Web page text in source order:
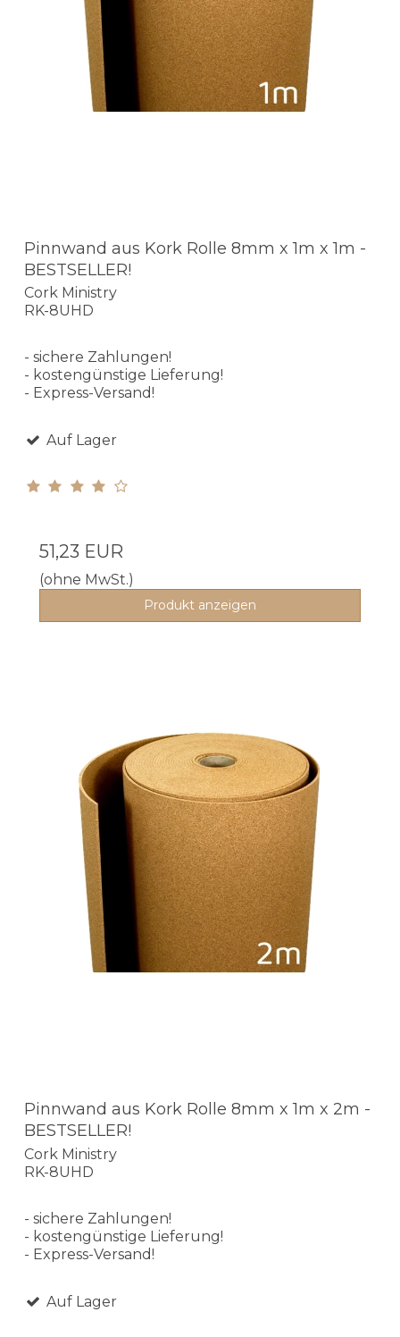
Pinnwand aus Kork Rolle 8mm x 1m x 1m -
BESTSELLER!
Cork Ministry
RK-8UHD
- sichere Zahlungen!
- kostengünstige Lieferung!
- Express-Versand!
Auf Lager
51,23 EUR
(ohne MwSt.)
Produkt anzeigen
Pinnwand aus Kork Rolle 8mm x 1m x 2m -
BESTSELLER!
Cork Ministry
RK-8UHD
- sichere Zahlungen!
- kostengünstige Lieferung!
- Express-Versand!
Auf Lager